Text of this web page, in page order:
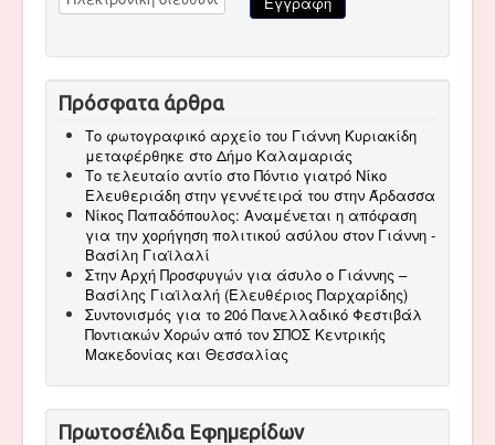
Πρόσφατα άρθρα
Το φωτογραφικό αρχείο του Γιάννη Κυριακίδη
μεταφέρθηκε στο Δήμο Καλαμαριάς
Το τελευταίο αντίο στο Πόντιο γιατρό Νίκο
Ελευθεριάδη στην γεννέτειρά του στην Άρδασσα
Νίκος Παπαδόπουλος: Αναμένεται η απόφαση
για την χορήγηση πολιτικού ασύλου στον Γιάννη -
Βασίλη Γιαϊλαλί
Στην Αρχή Προσφυγών για άσυλο ο Γιάννης –
Βασίλης Γιαϊλαλή (Ελευθέριος Παρχαρίδης)
Συντονισμός για το 20ό Πανελλαδικό Φεστιβάλ
Ποντιακών Χορών από τον ΣΠΟΣ Κεντρικής
Μακεδονίας και Θεσσαλίας
Πρωτοσέλιδα Εφημερίδων